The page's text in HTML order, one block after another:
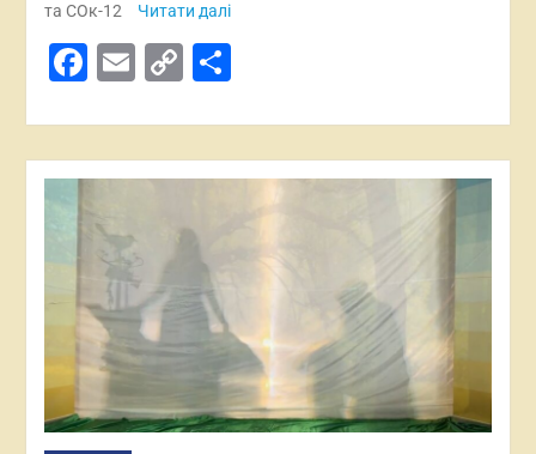
та СОк-12
Читати далі
Facebook
Email
CopyПоділитися